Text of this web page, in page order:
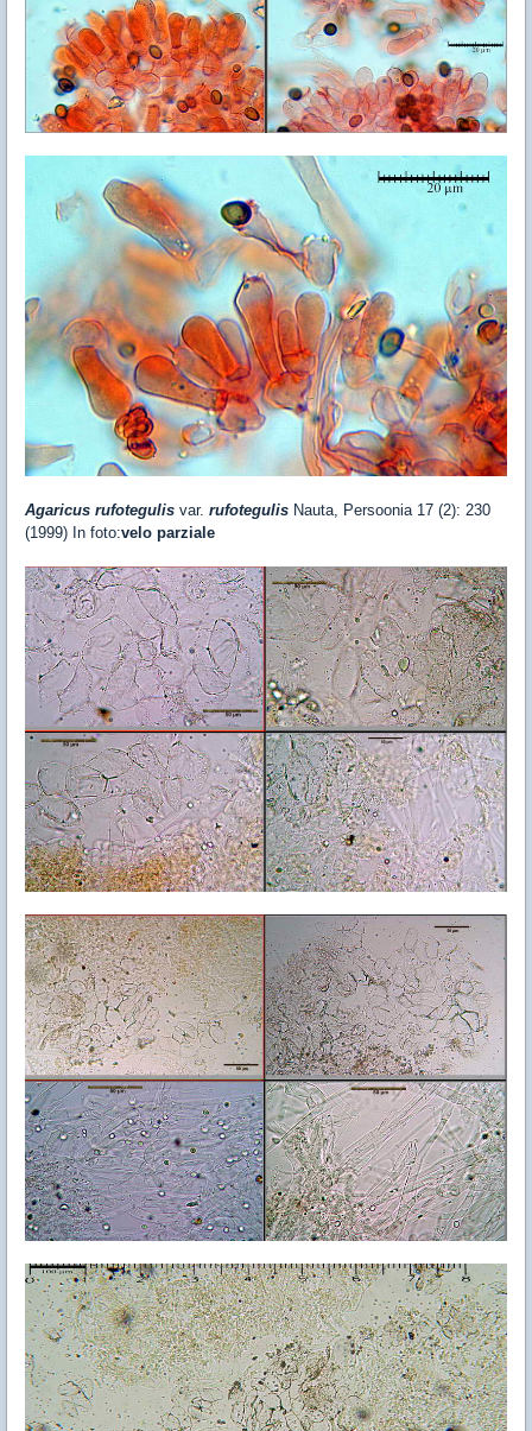
Agaricus rufotegulis var. rufotegulis Nauta, Persoonia 17 (2): 230
(1999) In foto:velo parziale